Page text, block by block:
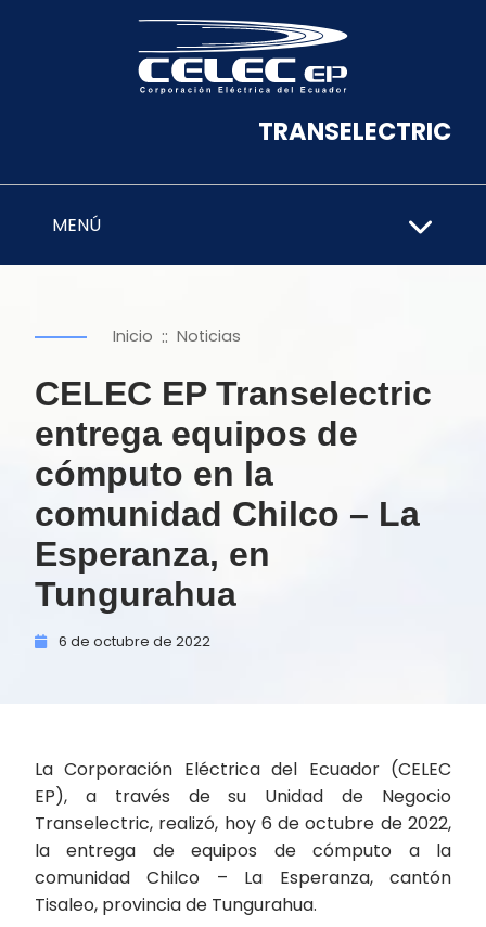
TRANSELECTRIC
MENÚ
Inicio :: Noticias
CELEC EP Transelectric
entrega equipos de
cómputo en la
comunidad Chilco – La
Esperanza, en
Tungurahua
6 de octubre de 2022
La Corporación Eléctrica del Ecuador (CELEC
EP), a través de su Unidad de Negocio
Transelectric, realizó, hoy 6 de octubre de 2022,
la entrega de equipos de cómputo a la
comunidad Chilco – La Esperanza, cantón
Tisaleo, provincia de Tungurahua.